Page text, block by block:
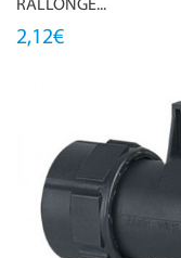
RALLONGE...
2,12€